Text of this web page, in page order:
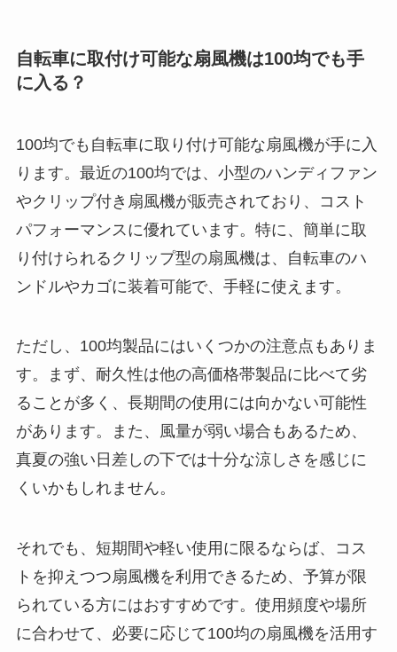
自転車に取付け可能な扇風機は100均でも手
に入る？
100均でも自転車に取り付け可能な扇風機が手に入
ります。最近の100均では、小型のハンディファン
やクリップ付き扇風機が販売されており、コスト
パフォーマンスに優れています。特に、簡単に取
り付けられるクリップ型の扇風機は、自転車のハ
ンドルやカゴに装着可能で、手軽に使えます。
ただし、100均製品にはいくつかの注意点もありま
す。まず、耐久性は他の高価格帯製品に比べて劣
ることが多く、長期間の使用には向かない可能性
があります。また、風量が弱い場合もあるため、
真夏の強い日差しの下では十分な涼しさを感じに
くいかもしれません。
それでも、短期間や軽い使用に限るならば、コス
トを抑えつつ扇風機を利用できるため、予算が限
られている方にはおすすめです。使用頻度や場所
に合わせて、必要に応じて100均の扇風機を活用す